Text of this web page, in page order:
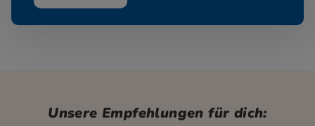
Unsere Empfehlungen für dich: